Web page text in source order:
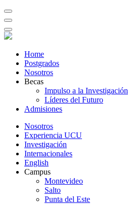
Home
Postgrados
Nosotros
Becas
Impulso a la Investigación
Líderes del Futuro
Admisiones
Nosotros
Experiencia UCU
Investigación
Internacionales
English
Campus
Montevideo
Salto
Punta del Este